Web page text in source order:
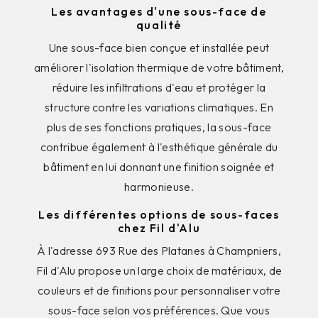
Les avantages d'une sous-face de
qualité
Une sous-face bien conçue et installée peut
améliorer l'isolation thermique de votre bâtiment,
réduire les infiltrations d'eau et protéger la
structure contre les variations climatiques. En
plus de ses fonctions pratiques, la sous-face
contribue également à l'esthétique générale du
bâtiment en lui donnant une finition soignée et
harmonieuse.
Les différentes options de sous-faces
chez Fil d'Alu
À l'adresse 693 Rue des Platanes à Champniers,
Fil d'Alu propose un large choix de matériaux, de
couleurs et de finitions pour personnaliser votre
sous-face selon vos préférences. Que vous